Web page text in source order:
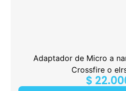
Adaptador de Micro a
Crossfire o
$